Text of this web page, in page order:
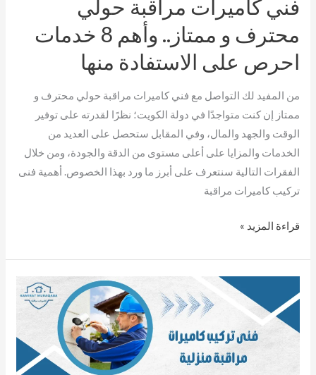
فني كاميرات مراقبة حولي
محترف و ممتاز.. وأهم 8 خدمات
احرص على الاستفادة منها
من المفيد لك التواصل مع فني كاميرات مراقبة حولي محترف و
ممتاز إن كنت متواجدًا في دولة الكويت؛ نظرًا لقدرته على توفير
الوقت والجهد والمال، وفي المقابل ستحصل على العديد من
الخدمات والمزايا على أعلى مستوى من الدقة والجودة، ومن خلال
الفقرات التالية سنتعرف على أبرز ما ورد بهذا الخصوص. أهمية فنى
تركيب كاميرات مراقبة
خدمات
احرص
الاستفادة
منها
قراءة المزيد »
تركيب
كاميرات